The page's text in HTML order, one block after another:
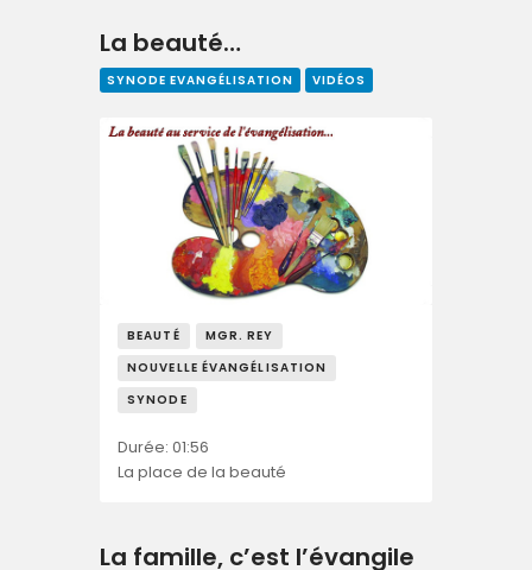
La beauté…
SYNODE EVANGÉLISATION VIDÉOS
BEAUTÉ
MGR. REY
NOUVELLE ÉVANGÉLISATION
SYNODE
Durée: 01:56
La place de la beauté
La famille, c’est l’évangile